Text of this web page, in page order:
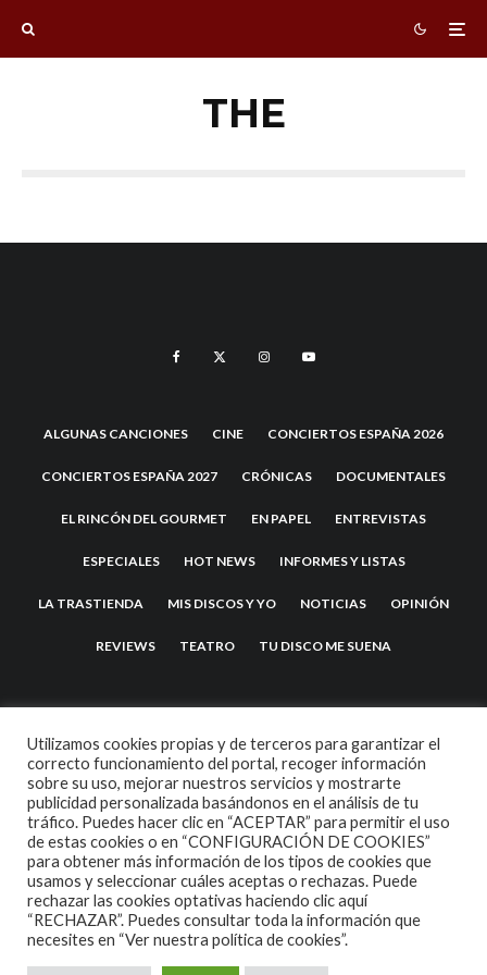
THE
ALGUNAS CANCIONES CINE CONCIERTOS ESPAÑA 2026
CONCIERTOS ESPAÑA 2027 CRÓNICAS DOCUMENTALES
EL RINCÓN DEL GOURMET EN PAPEL ENTREVISTAS
ESPECIALES HOT NEWS INFORMES Y LISTAS
LA TRASTIENDA MIS DISCOS Y YO NOTICIAS OPINIÓN
REVIEWS TEATRO TU DISCO ME SUENA
2007 COPYRIGHT -CODETIPITHEME
Utilizamos cookies propias y de terceros para garantizar el
correcto funcionamiento del portal, recoger información
sobre su uso, mejorar nuestros servicios y mostrarte
publicidad personalizada basándonos en el análisis de tu
tráfico. Puedes hacer clic en “ACEPTAR” para permitir el uso
de estas cookies o en “CONFIGURACIÓN DE COOKIES”
para obtener más información de los tipos de cookies que
usamos y seleccionar cuáles aceptas o rechazas. Puede
rechazar las cookies optativas haciendo clic aquí
“RECHAZAR”. Puedes consultar toda la información que
necesites en “Ver nuestra política de cookies”.